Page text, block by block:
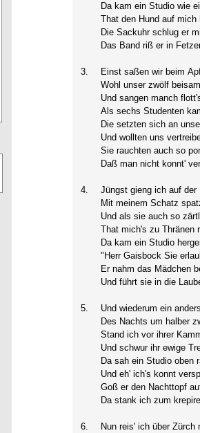
Da kam ein Studio wie
That den Hund auf mich
Die Sackuhr schlug er
Das Band riß er in
3.
Einst saßen wir beim
Wohl unser zwölf
Und sangen manch
Als sechs Studenten
Die setzten sich an
Und wollten uns
Sie rauchten auch so
Daß man nicht konnt'
4.
Jüngst gieng ich auf der
Mit meinem Schatz
Und als sie auch so
That mich's zu Thränen
Da kam ein Studio
"Herr Gaisbock Sie
Er nahm das Mädchen
Und führt sie in die
5.
Und wiederum ein
Des Nachts um halber
Stand ich vor ihrer
Und schwur ihr ewige
Da sah ein Studio oben
Und eh' ich's konnt
Goß er den Nachttopf
Da stank ich zum
6.
Nun reis' ich über Zürch